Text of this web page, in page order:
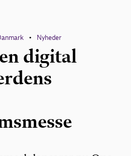
• Nyheder
digital